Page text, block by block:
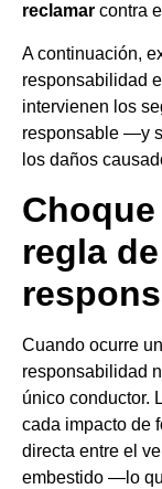
reclamar contra
A continuación,
responsabilidad
intervienen los
responsable —y
los daños
regla
Cuando ocurre un
responsabilidad
único conductor.
cada impacto de
directa entre el
embestido —lo